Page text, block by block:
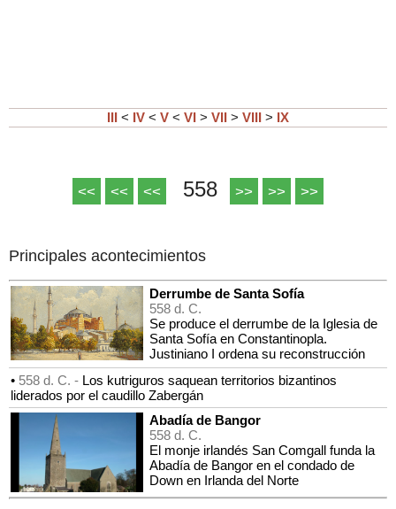
III < IV < V < VI > VII > VIII > IX
<< << << 558 >> >> >>
Principales acontecimientos
Derrumbe de Santa Sofía
558 d. C.
Se produce el derrumbe de la Iglesia de
Santa Sofía en Constantinopla.
Justiniano I ordena su reconstrucción
• 558 d. C. - Los kutriguros saquean territorios bizantinos
liderados por el caudillo Zabergán
Abadía de Bangor
558 d. C.
El monje irlandés San Comgall funda la
Abadía de Bangor en el condado de
Down en Irlanda del Norte